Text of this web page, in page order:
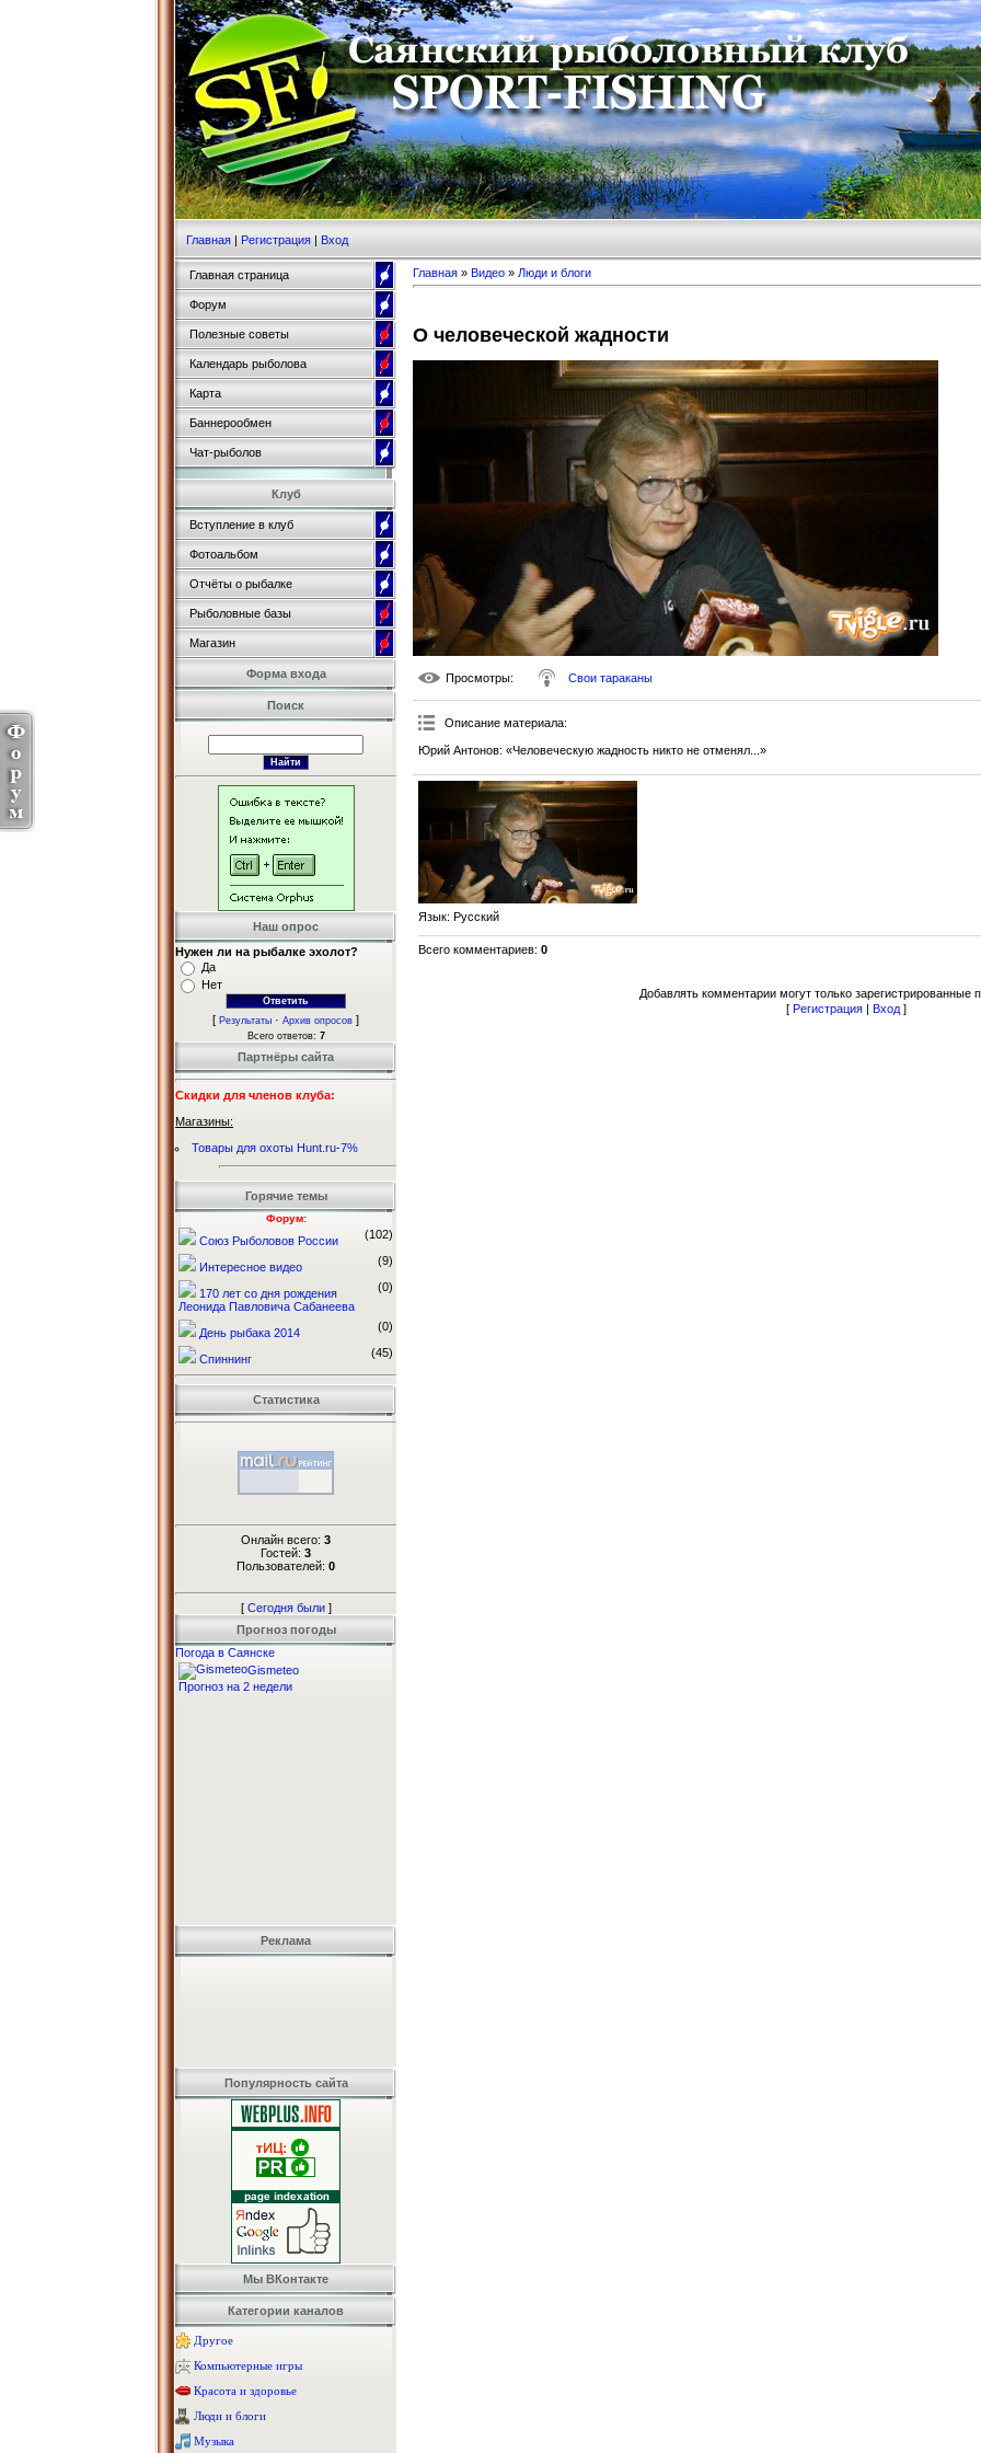
Главная | Регистрация | Вход
Главная страница
Форум
Полезные советы
Календарь рыболова
Карта
Баннерообмен
Чат-рыболов
Клуб
Вступление в клуб
Фотоальбом
Отчёты о рыбалке
Рыболовные базы
Магазин
Форма входа
Поиск
Наш опрос
Нужен ли на рыбалке эхолот?
Да
Нет
[ Результаты · Архив опросов ]
Всего ответов: 7
Партнёры сайта
Скидки для членов клуба:
Магазины:
Товары для охоты Hunt.ru-7%
Горячие темы
Форум:
Союз Рыболовов России (102)
Интересное видео (9)
170 лет со дня рождения
Леонида Павловича Сабанеева
(0)
День рыбака 2014 (0)
Спиннинг (45)
Статистика
Онлайн всего: 3
Гостей: 3
Пользователей: 0
[ Сегодня были]
Прогноз погоды
Погода в Саянске
Gismeteo
Прогноз на 2 недели
Реклама
Популярность сайта
Мы ВКонтакте
Категории каналов
Другое
Компьютерные игры
Красота и здоровье
Люди и блоги
Музыка
Главная » Видео » Люди и блоги
О человеческой жадности
Просмотры: Свои тараканы
Описание материала:
Юрий Антонов: «Человеческую жадность никто не отменял...»
Язык: Русский
Всего комментариев: 0
Добавлять комментарии могут только зарегистрированные
[ Регистрация | Вход ]